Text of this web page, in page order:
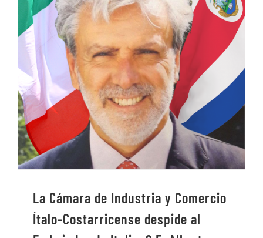
La Cámara de Industria y Comercio
Ítalo-Costarricense despide al